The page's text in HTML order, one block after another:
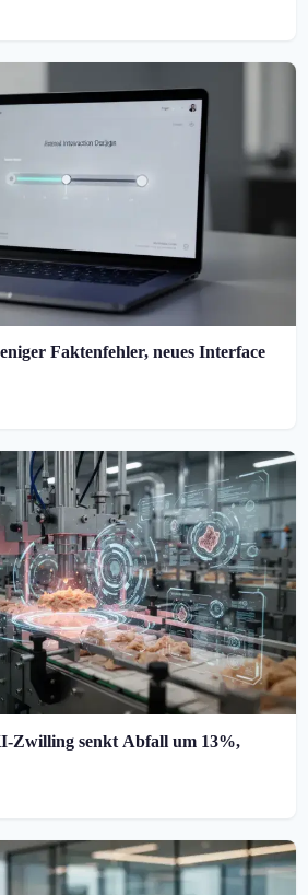
Faktenfehler, neues Interface
Zwilling senkt Abfall um 13%,